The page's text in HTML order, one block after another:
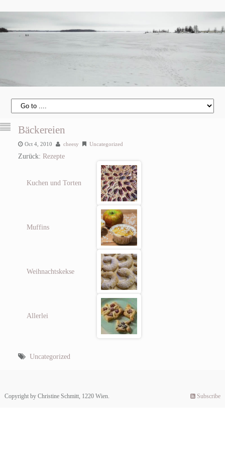
Bäckereien
Oct 4, 2010 cheesy Uncategorized
Zurück: Rezepte
Kuchen und Torten
Muffins
Weihnachtskekse
Allerlei
Uncategorized
Copyright by Christine Schmitt, 1220 Wien. Subscribe